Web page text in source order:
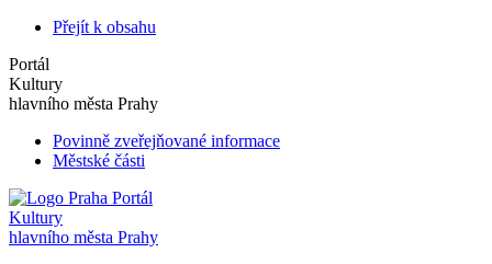
Přejít k obsahu
Portál
Kultury
hlavního města Prahy
Povinně zveřejňované informace
Městské části
Portál
Kultury
hlavního města Prahy